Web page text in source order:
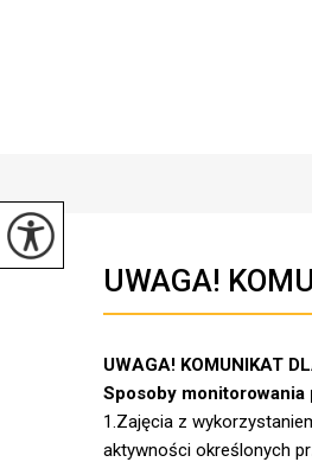
UWAGA!
UWAGA! KOMUNIKAT
Sposoby
1.Zajęcia z
aktywności określonych